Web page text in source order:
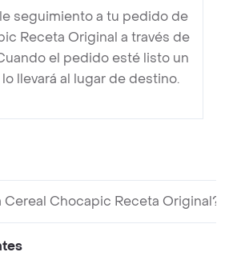
seguimiento a tu pedido de
Receta Original a través de
el pedido esté listo un
llevará al lugar de destino.
Chocapic Receta Original?